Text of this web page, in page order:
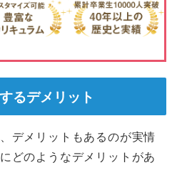
るデメリット
デメリットもあるのが実情
どのようなデメリットがあ